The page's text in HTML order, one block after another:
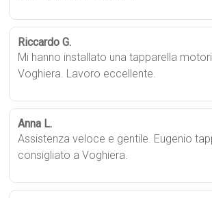
Riccardo G.
Mi hanno installato una tapparella
Voghiera. Lavoro eccellente.
Anna L.
Assistenza veloce e gentile. Eugenio
consigliato a Voghiera.